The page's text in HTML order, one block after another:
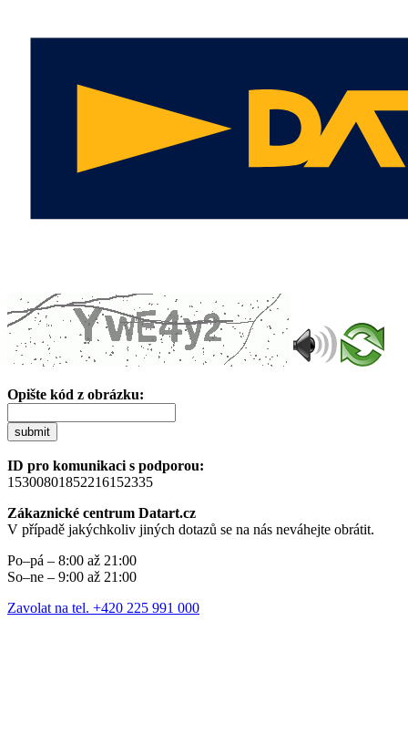
Opište kód z obrázku:
submit
ID pro komunikaci s podporou:
15300801852216152335
Zákaznické centrum Datart.cz
V případě jakýchkoliv jiných dotazů se na nás neváhejte obrátit.
Po–pá – 8:00 až 21:00
So–ne – 9:00 až 21:00
Zavolat na tel. +420 225 991 000